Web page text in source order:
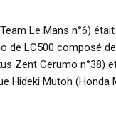
Le Mans n°6)
de LC500 composé
Zent Cerumo n°38)
Hideki Mutoh (Honda